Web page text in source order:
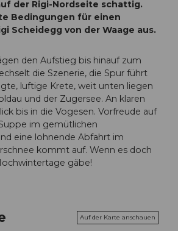
der Rigi-Nordseite schattig.
Bedingungen für einen
Scheidegg von der Waage aus.
den Aufstieg bis hinauf zum
die Szenerie, die Spur führt
luftige Krete, weit unten liegen
und der Zugersee. An klaren
bis in die Vogesen. Vorfreude auf
im gemütlichen
eine lohnende Abfahrt im
kommt auf. Wenn es doch
gäbe!
Auf der Karte anschauen